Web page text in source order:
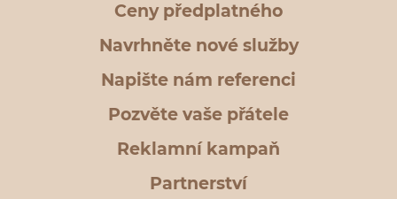
Ceny předplatného
Navrhněte nové služby
Napište nám referenci
Pozvěte vaše přátele
Reklamní kampaň
Partnerství